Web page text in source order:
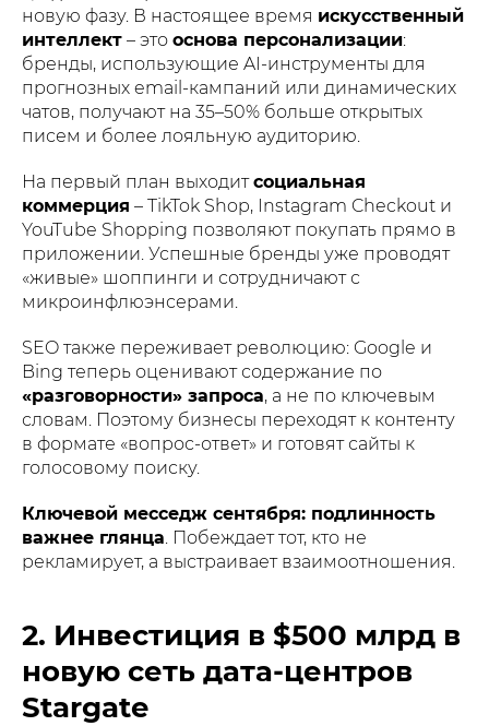
новую фазу. В настоящее время искусственный
интеллект – это основа персонализации:
бренды, использующие AI-инструменты для
прогнозных email-кампаний или динамических
чатов, получают на 35–50% больше открытых
писем и более лояльную аудиторию.
На первый план выходитсоциальная
коммерция – TikTok Shop, Instagram Checkout и
YouTube Shopping позволяют покупать прямо в
приложении. Успешные бренды уже проводят
«живые» шоппинги и сотрудничают с
микроинфлюэнсерами.
SEO также переживает революцию: Google и
Bing теперь оценивают содержание по
«разговорности» запроса, а не по ключевым
словам. Поэтому бизнесы переходят к контенту
в формате «вопрос-ответ» и готовят сайты к
голосовому поиску.
Ключевой месседж сентября: подлинность
важнее глянца. Побеждает тот, кто не
рекламирует, а выстраивает взаимоотношения.
2. Инвестиция в $500 млрд в
новую сеть дата-центров
Stargate